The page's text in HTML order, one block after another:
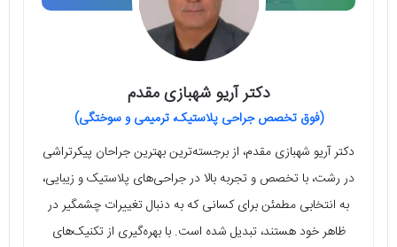
دکتر آریو شهبازی مقدم
(فوق تخصص جراحی پلاستیک، ترمیمی و سوختگی)
دکتر آریو شهبازی مقدم، از برجسته‌ترین بهترین جراحان پیکرتراشی
در رشت، با تخصص و تجربه بالا در جراحی‌های پلاستیک و زیبایی،
به انتخابی مطمئن برای کسانی که به دنبال تغییرات چشمگیر در
ظاهر خود هستند، تبدیل شده است. با بهره‌گیری از تکنیک‌های